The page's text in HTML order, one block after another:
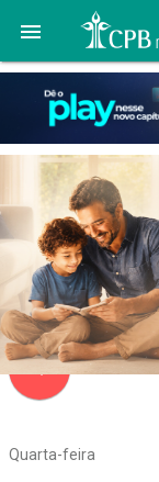

Quarta-feira
navigate_before